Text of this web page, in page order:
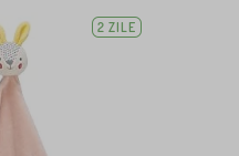
2 ZILE